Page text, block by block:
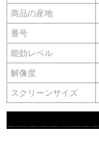
商品の産地
番号
能効レベル
解像度
スクリーンサイズ